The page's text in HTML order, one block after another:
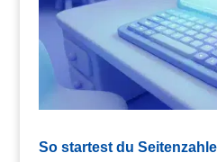
So startest du